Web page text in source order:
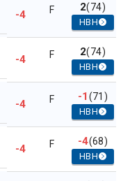
-4 F 2(74)
HBH
-4 F 2(74)
HBH
-4 F -1(71)
HBH
-4 F -4(68)
HBH